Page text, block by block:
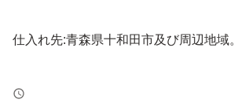
仕入れ先:青森県十和田市及び周辺地域。
常温で発送させて頂きます。